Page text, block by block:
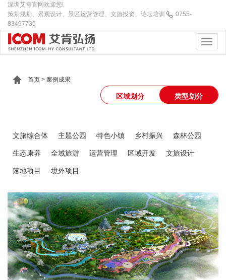
深圳艾肯官网欢迎您!
策划规划、景观设计、景区运营管理、文旅投资、论坛培训
0755-
83497735
首页 > 案例成果
区域划分 类型划分
文旅综合体 主题公园 特色小镇 乡村振兴 森林公园
生态康养 全域旅游 运营管理 区域开发 文旅设计
落地项目 境外项目